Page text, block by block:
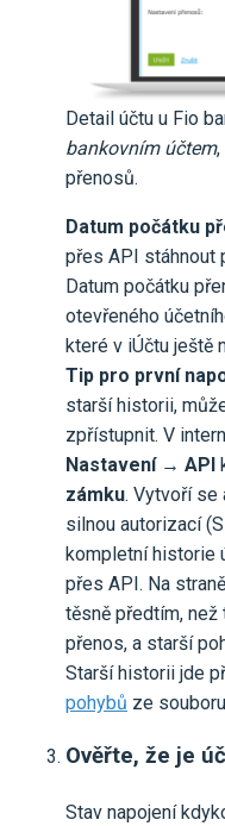
Detail účtu u Fio
bankovním účtem
přenosů.
Datum počátku
přes API stáhnout
Datum počátku
otevřeného
které v iÚčtu ještě
Tip pro první
starší historii,
zpřístupnit. V
Nastavení → API
zámku. Vytvoří se
silnou autorizací
kompletní historie
přes API. Na
těsně předtím,
přenos, a starší
Starší historii jde
pohybů ze
Ověřte, že je
Stav napojení